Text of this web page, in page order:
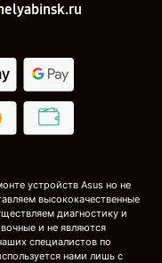
устройств Asus но не
высококачественные
диагностику и
и не являются
специалистов по
нами лишь с